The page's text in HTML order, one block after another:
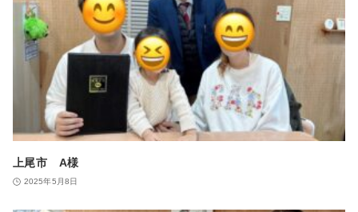
上尾市 A様
2025年5月8日